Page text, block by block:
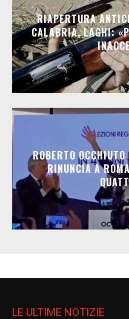
RIAPERTURA
CALABRIA, LAGHI:
ROBERTO
RINUNCIA A
LE ULTIME NOTIZIE